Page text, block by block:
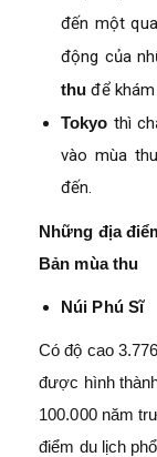
đến một
động của
thu để
Tokyo thì
vào mùa
đến.
Những địa
Bản mùa thu
Núi Phú Sĩ
Có độ cao
được hình
100.000 năm
điểm du lịch